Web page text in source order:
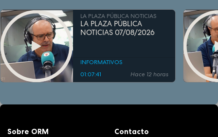
LA PLAZA PÚBLICA NOTICIAS
LA PLAZA PÚBLICA
NOTICIAS 07/08/2026
INFORMATIVOS
01:07:41
Hace 12 horas
Sobre ORM
Contacto